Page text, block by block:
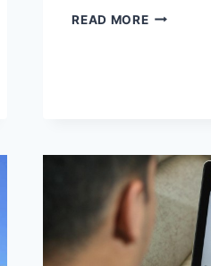
READ MOREBANK
MILIAR
KUARTAL
2026